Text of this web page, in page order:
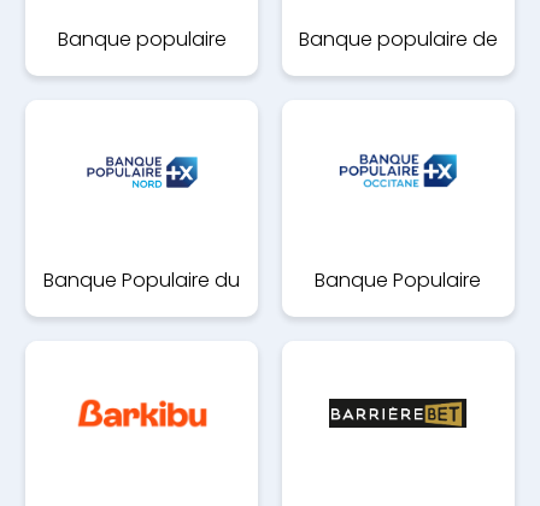
Banque populaire Banque populaire de
Banque Populaire du Banque Populaire